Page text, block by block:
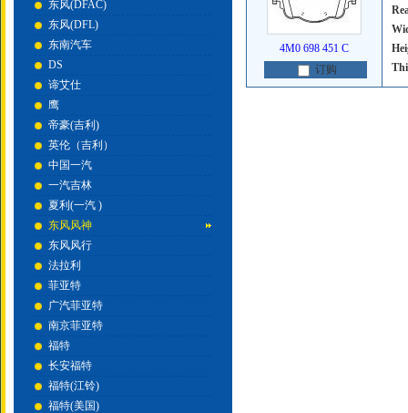
订购
4M0 698 451 C
东风(DFAC)
东风(DFL)
东南汽车
DS
谛艾仕
鹰
帝豪(吉利)
英伦（吉利）
中国一汽
一汽吉林
夏利(一汽 )
东风风神
东风风行
法拉利
菲亚特
广汽菲亚特
南京菲亚特
福特
长安福特
福特(江铃)
福特(美国)